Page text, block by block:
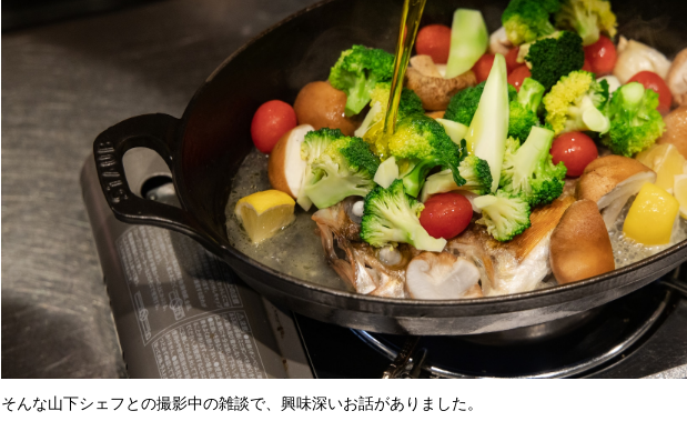
そんな山下シェフとの撮影中の雑談で、興味深いお話がありました。